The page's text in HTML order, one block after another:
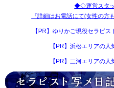
◆◇運営スタ
『詳細はお電話にて(女性の
【PR】ゆりかご現役セラピス
【PR】浜松エリアの人
【PR】三河エリアの人